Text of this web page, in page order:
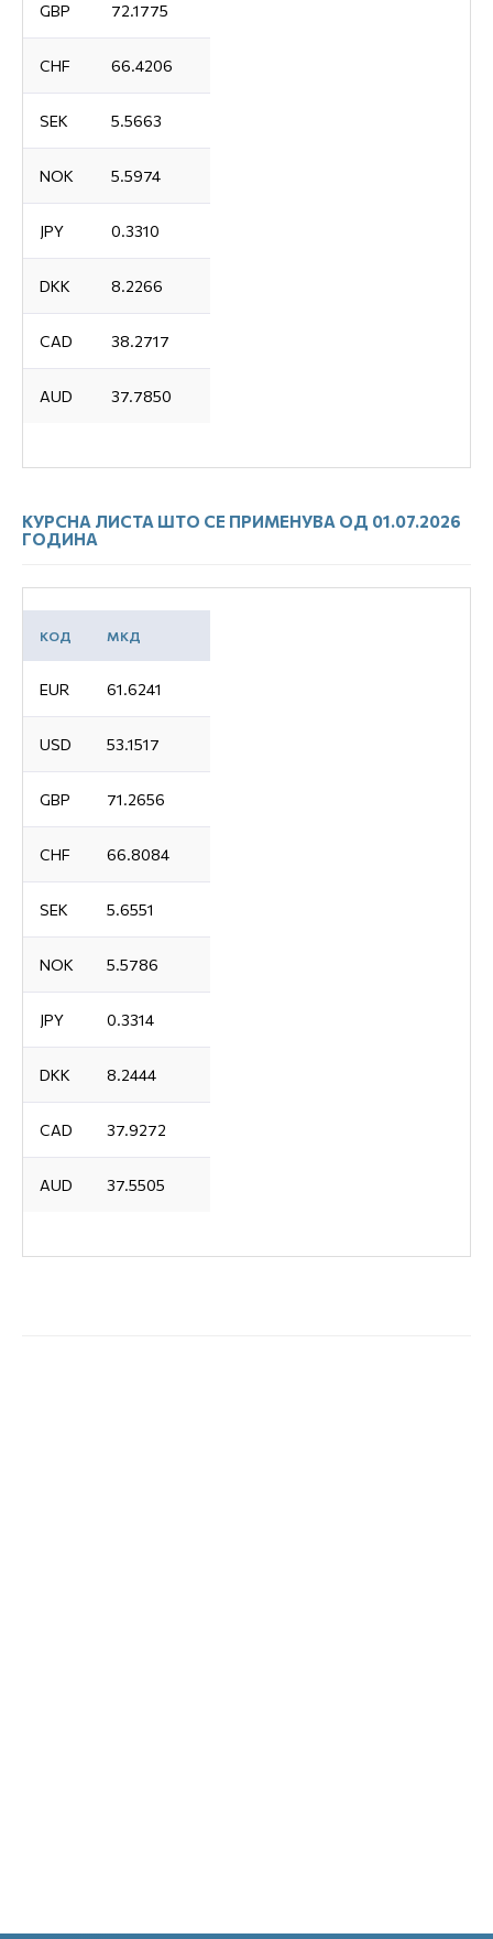
GBP 72.1775
CHF 66.4206
SEK 5.5663
NOK 5.5974
JPY 0.3310
DKK 8.2266
CAD 38.2717
AUD 37.7850
КУРСНА ЛИСТА ШТО СЕ ПРИМЕНУВА ОД 01.07.2026
ГОДИНА
КОД МКД
EUR 61.6241
USD 53.1517
GBP 71.2656
CHF 66.8084
SEK 5.6551
NOK 5.5786
JPY 0.3314
DKK 8.2444
CAD 37.9272
AUD 37.5505